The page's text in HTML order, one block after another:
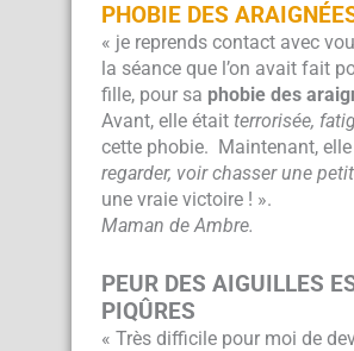
PHOBIE DES
« je reprends contact avec
la séance que l’on avait fait
fille, pour sa phobie des
Avant, elle était terrorisée,
cette phobie. Maintenant,
regarder, voir chasser une
une vraie victoire ! ».
Maman de Ambre.
PEUR DES AIGUILLES
PIQÛRES
« Très difficile pour moi de